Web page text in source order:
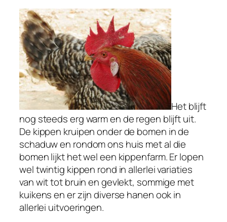
Het blijft
nog steeds erg warm en de regen blijft uit.
De kippen kruipen onder de bomen in de
schaduw en rondom ons huis met al die
bomen lijkt het wel een kippenfarm. Er lopen
wel twintig kippen rond in allerlei variaties
van wit tot bruin en gevlekt, sommige met
kuikens en er zijn diverse hanen ook in
allerlei uitvoeringen.